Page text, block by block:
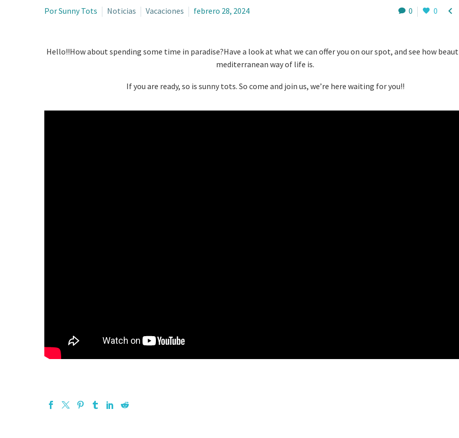
0 0 
Por Sunny Tots Noticias Vacaciones febrero 28, 2024
Hello!!How about spending some time in paradise?Have a look at what we can offer you on our spot, and see how
mediterranean way of life is.
If you are ready, so is sunny tots. So come and join us, we’re here waiting for you!!